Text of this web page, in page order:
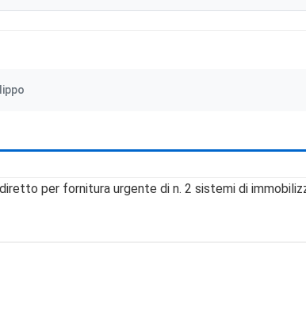
per fornitura urgente di n. 2 sistemi di